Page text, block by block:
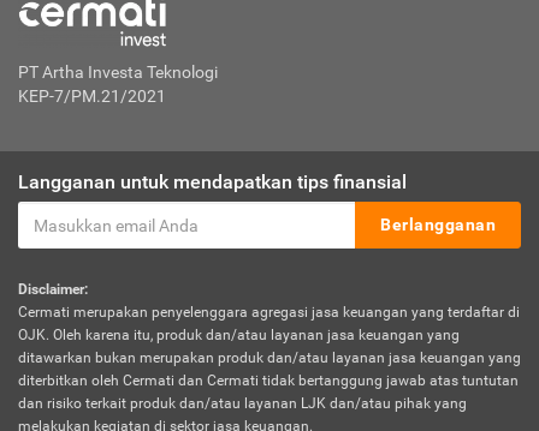
PT Artha Investa Teknologi
KEP-7/PM.21/2021
Langganan untuk mendapatkan tips finansial
Berlangganan
Disclaimer:
Cermati merupakan penyelenggara agregasi jasa keuangan yang terdaftar di
OJK. Oleh karena itu, produk dan/atau layanan jasa keuangan yang
ditawarkan bukan merupakan produk dan/atau layanan jasa keuangan yang
diterbitkan oleh Cermati dan Cermati tidak bertanggung jawab atas tuntutan
dan risiko terkait produk dan/atau layanan LJK dan/atau pihak yang
melakukan kegiatan di sektor jasa keuangan.